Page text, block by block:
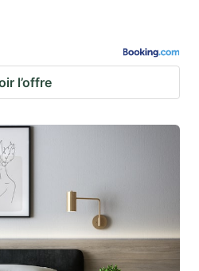
l’offre